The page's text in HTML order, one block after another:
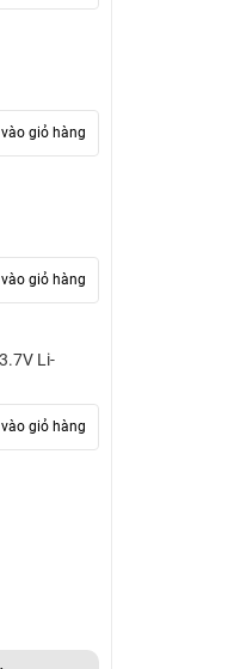
giỏ hàng
giỏ hàng
Li-
giỏ hàng